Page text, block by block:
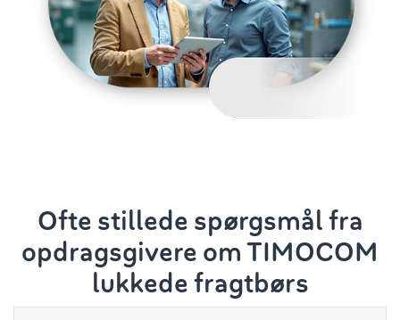
Ofte stillede spørgsmål fra
opdragsgivere om TIMOCOM
lukkede fragtbørs